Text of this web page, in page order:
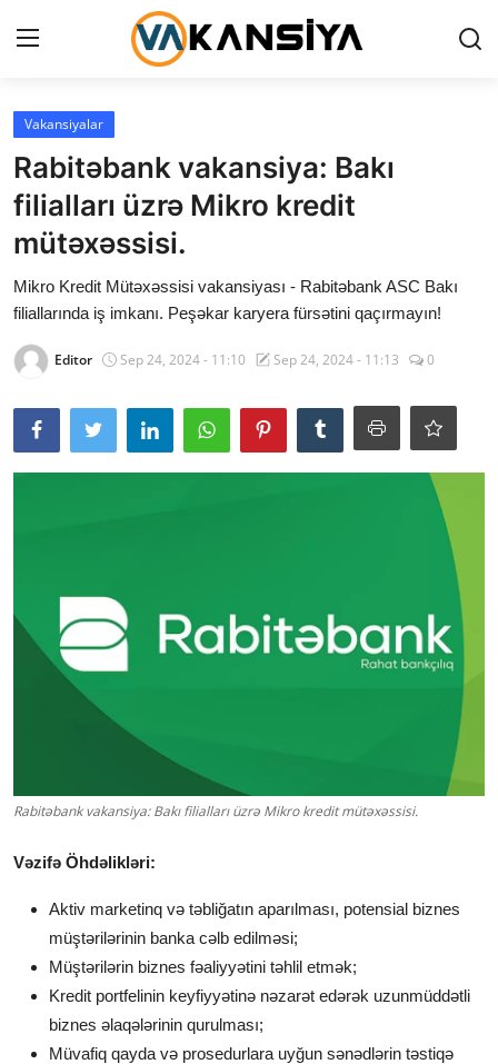
Login
Ana səhifə
Vakansiyalar
Maliyyə
Vakansiyalar
Rabitəbank vakansiya: Bakı
filialları üzrə Mikro kredit
mütəxəssisi.
Mikro Kredit Mütəxəssisi vakansiyası - Rabitəbank ASC Bakı
filiallarında iş imkanı. Peşəkar karyera fürsətini qaçırmayın!
Editor Sep 24, 2024 - 11:10 Sep 24, 2024 - 11:13 0
Rabitəbank vakansiya: Bakı filialları üzrə Mikro kredit mütəxəssisi.
Vəzifə Öhdəlikləri:
Aktiv marketinq və təbliğatın aparılması, potensial biznes
müştərilərinin banka cəlb edilməsi;
Müştərilərin biznes fəaliyyətini təhlil etmək;
Kredit portfelinin keyfiyyətinə nəzarət edərək uzunmüddətli
biznes əlaqələrinin qurulması;
Müvafiq qayda və prosedurlara uyğun sənədlərin təstiqə